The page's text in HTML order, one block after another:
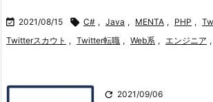
 2021/08/15  C# , Java , MENTA , PHP ,
Twitterスカウト , Twitter転職 , Web系 , エンジニア ,
 2021/09/06